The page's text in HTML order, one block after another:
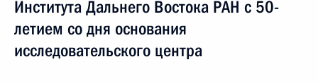
Института Дальнего Востока РАН с 50-
летием со дня основания
исследовательского центра